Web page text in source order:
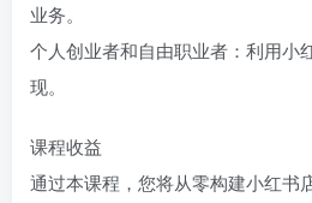
业务。
个人创业者和自由职业者：利用小
现。
课程收益
通过本课程，您将从零构建小红书